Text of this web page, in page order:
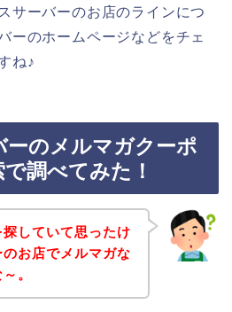
サーバーのお店のラインにつ
ーのホームページなどをチェ
ね♪
ーのメルマガクーポ
調べてみた！
していて思ったけ
お店でメルマガな
。